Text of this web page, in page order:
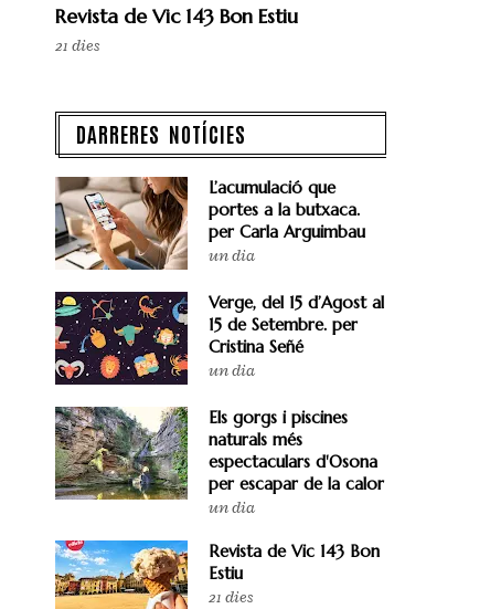
Revista de Vic 143 Bon Estiu
21 dies
DARRERES NOTÍCIES
L’acumulació que
portes a la butxaca.
per Carla Arguimbau
un dia
Verge, del 15 d’Agost al
15 de Setembre. per
Cristina Señé
un dia
Els gorgs i piscines
naturals més
espectaculars d'Osona
per escapar de la calor
un dia
Revista de Vic 143 Bon
Estiu
21 dies